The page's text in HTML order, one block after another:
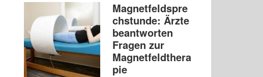
Magnetfeldspre
chstunde: Ärzte
beantworten
Fragen zur
Magnetfeldthera
pie